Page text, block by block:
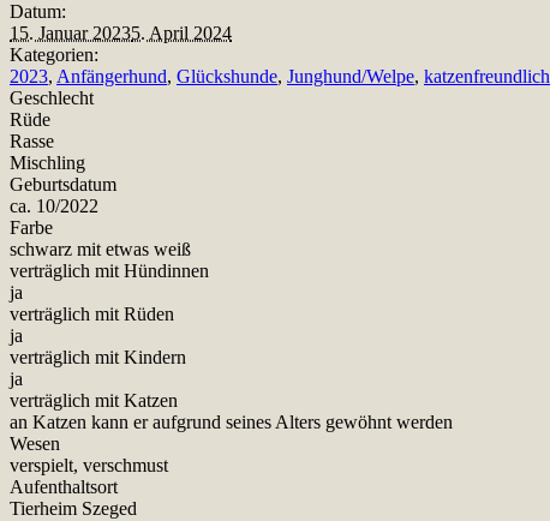
Datum:
15. Januar 20235. April 2024
Kategorien:
2023, Anfängerhund, Glückshunde, Junghund/Welpe, katzenfreundlich
Geschlecht
Rüde
Rasse
Mischling
Geburtsdatum
ca. 10/2022
Farbe
schwarz mit etwas weiß
verträglich mit Hündinnen
ja
verträglich mit Rüden
ja
verträglich mit Kindern
ja
verträglich mit Katzen
an Katzen kann er aufgrund seines Alters gewöhnt werden
Wesen
verspielt, verschmust
Aufenthaltsort
Tierheim Szeged